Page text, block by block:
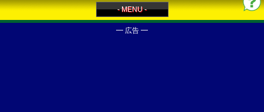
- MENU -
━ 広告 ━